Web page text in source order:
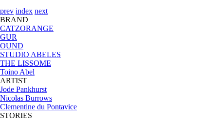
prev index next
BRAND
CATZORANGE
GUR
OUND
STUDIO ABELES
THE LISSOME
Toino Abel
ARTIST
Jode Pankhurst
Nicolas Burrows
Clementine du Pontavice
STORIES